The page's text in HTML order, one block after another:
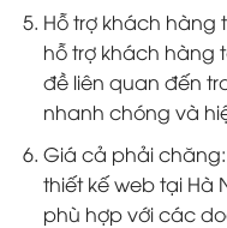
Hỗ trợ khách hàng
hỗ trợ khách hàng
đề liên quan đến
nhanh chóng và
Giá cả phải
thiết kế web tại Hà
phù hợp với các